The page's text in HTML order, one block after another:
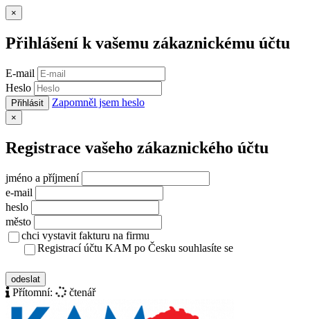
×
Přihlášení k vašemu zákaznickému účtu
E-mail
Heslo
Přihlásit Zapomněl jsem heslo
×
Registrace vašeho zákaznického účtu
jméno a příjmení
e-mail
heslo
město
chci vystavit fakturu na firmu
Registrací účtu KAM po Česku souhlasíte se
odeslat
Přítomní: čtenář